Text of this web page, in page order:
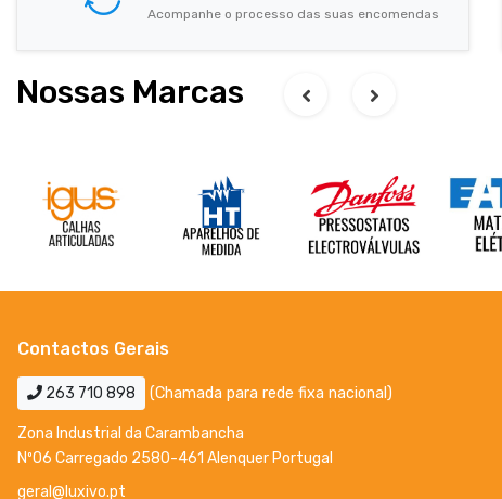
Acompanhe o processo das suas encomendas
Nossas Marcas
Contactos Gerais
263 710 898 (Chamada para rede fixa nacional)
Zona Industrial da Carambancha
Nº06 Carregado 2580-461 Alenquer Portugal
geral@luxivo.pt